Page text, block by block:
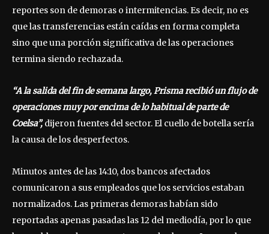
reportes son de demoras o intermitencias. Es decir, no es
que las transferencias están caídas en forma completa
sino que una porción significativa de las operaciones
termina siendo rechazada.
“A la salida del fin de semana largo, Prisma recibió un flujo de
operaciones muy por encima de lo habitual de parte de
Coelsa”,dijeron fuentes del sector. El cuello de botella sería
la causa de los desperfectos.
Minutos antes de las 14:10, dos bancos afectados
comunicaron a sus empleados que los servicios estaban
normalizados. Las primeras demoras habían sido
reportadas apenas pasadas las 12 del mediodía, por lo que